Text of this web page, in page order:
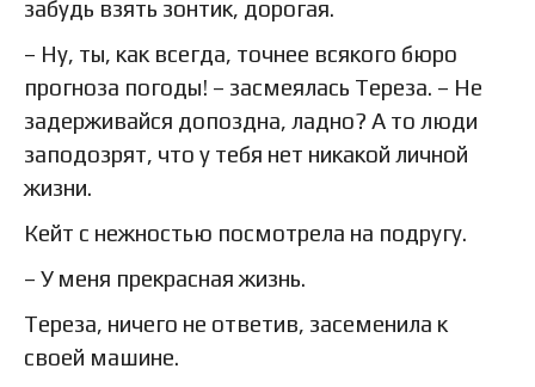
забудь взять зонтик, дорогая.
– Ну, ты, как всегда, точнее всякого бюро
прогноза погоды! – засмеялась Тереза. – Не
задерживайся допоздна, ладно? А то люди
заподозрят, что у тебя нет никакой личной
жизни.
Кейт с нежностью посмотрела на подругу.
– У меня прекрасная жизнь.
Тереза, ничего не ответив, засеменила к
своей машине.